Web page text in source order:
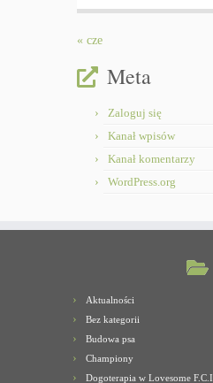
« cze
Meta
Zaloguj się
Kanał wpisów
Kanał komentarzy
WordPress.org
Aktualności
Bez kategorii
Budowa psa
Championy
Dogoterapia w Lovesome F.C.I.